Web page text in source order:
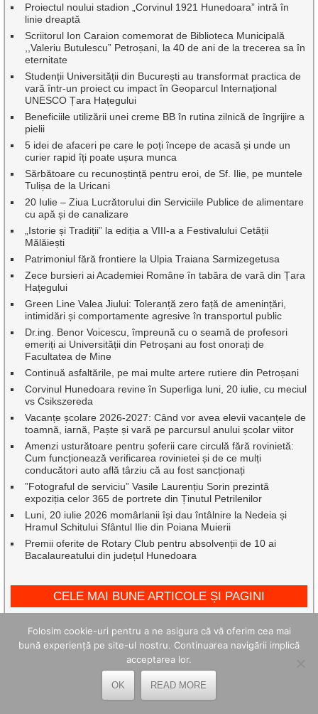
Proiectul noului stadion „Corvinul 1921 Hunedoara” intră în
linie dreaptă
Scriitorul Ion Caraion comemorat de Biblioteca Municipală
,,Valeriu Butulescu” Petroșani, la 40 de ani de la trecerea sa în
eternitate
Studenții Universității din București au transformat practica de
vară într-un proiect cu impact în Geoparcul Internațional
UNESCO Țara Hațegului
Beneficiile utilizării unei creme BB în rutina zilnică de îngrijire a
pielii
5 idei de afaceri pe care le poți începe de acasă și unde un
curier rapid îți poate ușura munca
Sărbătoare cu recunoștință pentru eroi, de Sf. Ilie, pe muntele
Tulișa de la Uricani
20 Iulie – Ziua Lucrătorului din Serviciile Publice de alimentare
cu apă și de canalizare
„Istorie și Tradiții” la ediția a VIII-a a Festivalului Cetății
Mălăiești
Patrimoniul fără frontiere la Ulpia Traiana Sarmizegetusa
Zece bursieri ai Academiei Române în tabăra de vară din Țara
Hațegului
Green Line Valea Jiului: Toleranță zero față de amenințări,
intimidări și comportamente agresive în transportul public
Dr.ing. Benor Voicescu, împreună cu o seamă de profesori
emeriți ai Universității din Petroșani au fost onorați de
Facultatea de Mine
Continuă asfaltările, pe mai multe artere rutiere din Petroșani
Corvinul Hunedoara revine în Superliga luni, 20 iulie, cu meciul
vs Csikszereda
Vacanțe școlare 2026-2027: Când vor avea elevii vacanțele de
toamnă, iarnă, Paște și vară pe parcursul anului școlar viitor
Amenzi usturătoare pentru șoferii care circulă fără rovinietă:
Cum funcționează verificarea rovinietei și de ce mulți
conducători auto află târziu că au fost sancționați
”Fotograful de serviciu” Vasile Laurențiu Sorin prezintă
expoziția celor 365 de portrete din Ținutul Petrilenilor
Luni, 20 iulie 2026 momârlanii își dau întâlnire la Nedeia și
Hramul Schitului Sfântul Ilie din Poiana Muierii
Premii oferite de Rotary Club pentru absolvenții de 10 ai
Bacalaureatului din județul Hunedoara
CELE MAI BUNE ARTICOLE ȘI PAGINI
Folosim cookie-uri pentru a ne asigura că vă oferim cea mai
bună experiență pe site-ul nostru. Continuarea navigării implică
acceptarea lor.
OK READ MORE